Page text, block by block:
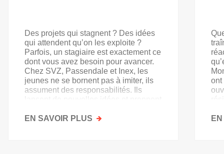
Des projets qui stagnent ? Des idées
qui attendent qu’on les exploite ?
Parfois, un stagiaire est exactement ce
dont vous avez besoin pour avancer.
Chez SVZ, Passendale et Inex, les
jeunes ne se bornent pas à imiter, ils
assument des responsabilités. Ils
lancent de nouvelles idées et prennent
EN SAVOIR PLUS SUR
ont